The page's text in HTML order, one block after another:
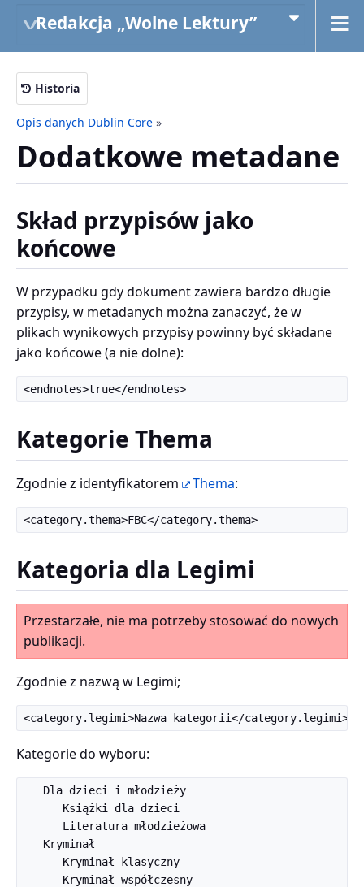
Redakcja „Wolne Lektury”
Historia
Opis danych Dublin Core »
Dodatkowe metadane
Skład przypisów jako
końcowe
W przypadku gdy dokument zawiera bardzo długie
przypisy, w metadanych można zanaczyć, że w
plikach wynikowych przypisy powinny być składane
jako końcowe (a nie dolne):
Kategorie Thema
Zgodnie z identyfikatorem Thema:
Kategoria dla Legimi
Przestarzałe, nie ma potrzeby stosować do nowych
publikacji.
Zgodnie z nazwą w Legimi;
Kategorie do wyboru:
   Dla dzieci i młodzieży
      Książki dla dzieci
      Literatura młodzieżowa
   Kryminał
      Kryminał klasyczny
      Kryminał współczesny